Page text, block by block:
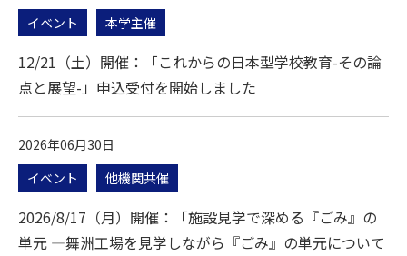
イベント
本学主催
12/21（土）開催：「これからの日本型学校教育-その論
点と展望-」申込受付を開始しました
2026年06月30日
イベント
他機関共催
2026/8/17（月）開催：「施設見学で深める『ごみ』の
単元 ―舞洲工場を見学しながら『ごみ』の単元について